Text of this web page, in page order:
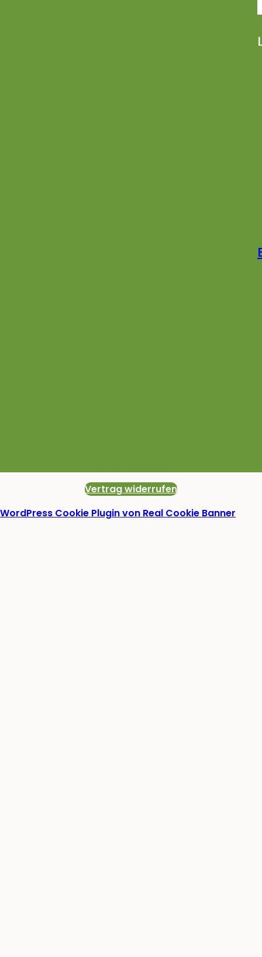
Vertrag widerrufen
WordPress Cookie Plugin von Real Cookie Banner